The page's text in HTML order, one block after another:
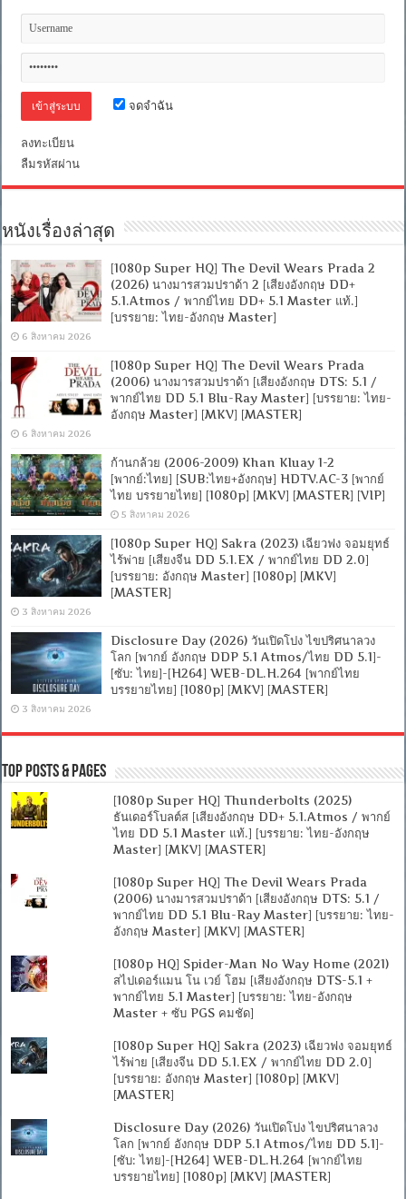
DTS]
[บรรยาย จดจำฉัน
ลงทะเบียน
ลืมรหัสผ่าน
หนังเรื่องล่าสุด
[1080p Super HQ] The Devil Wears Prada 2
(2026) นางมารสวมปราด้า 2 [เสียงอังกฤษ DD+
5.1.Atmos / พากย์ไทย DD+ 5.1 Master แท้.]
[บรรยาย: ไทย-อังกฤษ Master]
6 สิงหาคม 2026
[1080p Super HQ] The Devil Wears Prada
(2006) นางมารสวมปราด้า [เสียงอังกฤษ DTS: 5.1 /
พากย์ไทย DD 5.1 Blu-Ray Master] [บรรยาย: ไทย-
อังกฤษ Master] [MKV] [MASTER]
6 สิงหาคม 2026
ก้านกล้วย (2006-2009) Khan Kluay 1-2
[พากย์:ไทย] [SUB:ไทย+อังกฤษ] HDTV.AC-3 [พากย์
ไทย บรรยายไทย] [1080p] [MKV] [MASTER] [VIP]
5 สิงหาคม 2026
[1080p Super HQ] Sakra (2023) เฉียวฟง จอมยุทธ์
ไร้พ่าย [เสียงจีน DD 5.1.EX / พากย์ไทย DD 2.0]
[บรรยาย: อังกฤษ Master] [1080p] [MKV]
[MASTER]
3 สิงหาคม 2026
Disclosure Day (2026) วันเปิดโปง ไขปริศนาลวง
โลก [พากย์ อังกฤษ DDP 5.1 Atmos/ไทย DD 5.1]-
[ซับ: ไทย]-[H264] WEB-DL.H.264 [พากย์ไทย
บรรยายไทย] [1080p] [MKV] [MASTER]
3 สิงหาคม 2026
Top Posts & Pages
[1080p Super HQ] Thunderbolts (2025)
ธันเดอร์โบลต์ส [เสียงอังกฤษ DD+ 5.1.Atmos / พากย์
ไทย DD 5.1 Master แท้.] [บรรยาย: ไทย-อังกฤษ
Master] [MKV] [MASTER]
[1080p Super HQ] The Devil Wears Prada
(2006) นางมารสวมปราด้า [เสียงอังกฤษ DTS: 5.1 /
พากย์ไทย DD 5.1 Blu-Ray Master] [บรรยาย: ไทย-
อังกฤษ Master] [MKV] [MASTER]
[1080p HQ] Spider-Man No Way Home (2021)
สไปเดอร์แมน โน เวย์ โฮม [เสียงอังกฤษ DTS-5.1 +
พากย์ไทย 5.1 Master] [บรรยาย: ไทย-อังกฤษ
Master + ซับ PGS คมชัด]
[1080p Super HQ] Sakra (2023) เฉียวฟง จอมยุทธ์
ไร้พ่าย [เสียงจีน DD 5.1.EX / พากย์ไทย DD 2.0]
[บรรยาย: อังกฤษ Master] [1080p] [MKV]
[MASTER]
Disclosure Day (2026) วันเปิดโปง ไขปริศนาลวง
โลก [พากย์ อังกฤษ DDP 5.1 Atmos/ไทย DD 5.1]-
[ซับ: ไทย]-[H264] WEB-DL.H.264 [พากย์ไทย
บรรยายไทย] [1080p] [MKV] [MASTER]